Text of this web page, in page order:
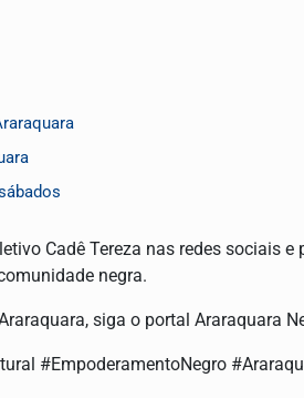
Cadê Tereza nas redes sociais e
negra.
siga o portal Araraquara
#EmpoderamentoNegro